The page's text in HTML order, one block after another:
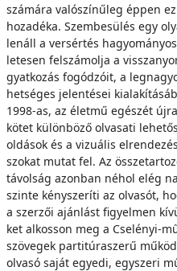
szá­má­ra valószínűleg ép­pen
ho­za­dé­ka. Szem­be­sü­lés egy
len­áll a vers­ér­tés
le­te­sen fel­szá­mol­ja a
gyat­ko­zás fo­gó­dzó­it, a
het­sé­ges je­len­té­sei
1998-as, az élet­mű egé­szét
kö­tet kü­lön­bö­ző ol­va­sa­ti
ol­dá­sok és a vi­zu­á­lis
szo­kat mu­tat fel. Az
tá­vol­ság azon­ban né­hol elég
szin­te kény­sze­rí­ti az ol­va­sót,
a szer­zői aján­lást fi­gyel­men
ket al­kos­son meg a Cselényi-
szövegek par­ti­tú­ra­sze­rű
ol­va­só sa­ját egye­di, egy­sze­ri